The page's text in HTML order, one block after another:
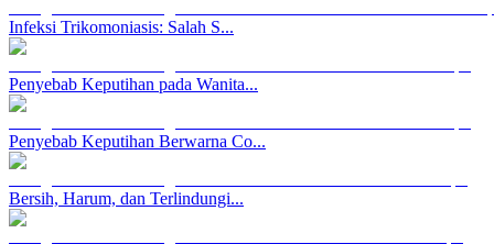
Infeksi Trikomoniasis: Salah S...
Penyebab Keputihan pada Wanita...
Penyebab Keputihan Berwarna Co...
Bersih, Harum, dan Terlindungi...